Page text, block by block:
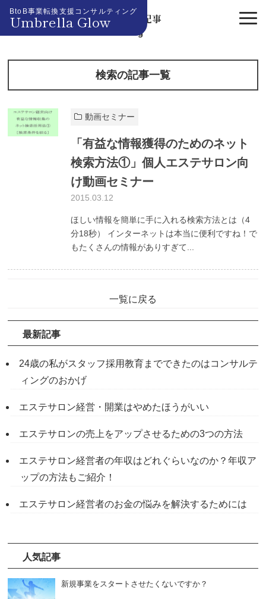
BtoB事業転換支援コンサルティング
Umbrella Glow『検索』記事
Blog
検索の記事一覧
動画セミナー
「有益な情報獲得のためのネット
検索方法①」個人エステサロン向
け動画セミナー
2015.03.12
ほしい情報を簡単に手に入れる検索方法とは（4
分18秒） インターネットは本当に便利ですね！で
もたくさんの情報がありすぎて...
一覧に戻る
最新記事
24歳の私がスタッフ採用教育までできたのはコンサルテ
ィングのおかげ
エステサロン経営・開業はやめたほうがいい
エステサロンの売上をアップさせるための3つの方法
エステサロン経営者の年収はどれぐらいなのか？年収ア
ップの方法もご紹介！
エステサロン経営者のお金の悩みを解決するためには
人気記事
新規事業をスタートさせたくないですか？